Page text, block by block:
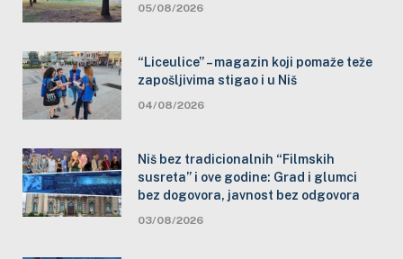
05/08/2026
“Liceulice” – magazin koji pomaže teže
zapošljivima stigao i u Niš
04/08/2026
Niš bez tradicionalnih “Filmskih
susreta” i ove godine: Grad i glumci
bez dogovora, javnost bez odgovora
03/08/2026